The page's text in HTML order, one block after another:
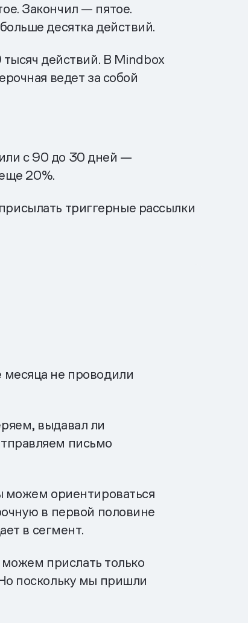
Закончил — пятое.
десятка действий.
действий. В Mindbox
ведет за собой
с 90 до 30 дней —
20%.
триггерные рассылки
не проводили
выдавал ли
письмо
можем ориентироваться
в первой половине
в сегмент.
можем прислать только
поскольку мы пришли